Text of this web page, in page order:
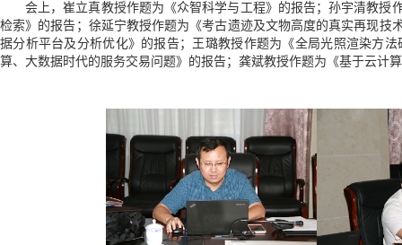
会上，崔立真教授作题为《众智科学与工程》的报告；孙宇清教
检索》的报告；徐延宁教授作题为《考古遗迹及文物高度的真实再现
据分析平台及分析优化》的报告；王璐教授作题为《全局光照渲染方
算、大数据时代的服务交易问题》的报告；龚斌教授作题为《基于云计